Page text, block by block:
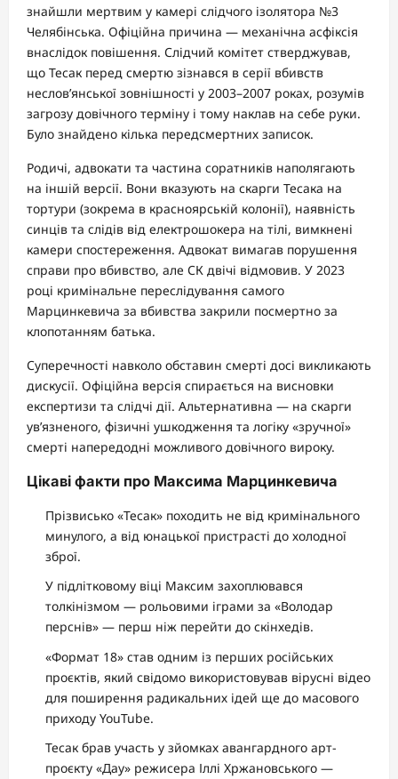
знайшли мертвим у камері слідчого ізолятора №3
Челябінська. Офіційна причина — механічна асфіксія
внаслідок повішення. Слідчий комітет стверджував,
що Тесак перед смертю зізнався в серії вбивств
неслов’янської зовнішності у 2003–2007 роках, розумів
загрозу довічного терміну і тому наклав на себе руки.
Було знайдено кілька передсмертних записок.
Родичі, адвокати та частина соратників наполягають
на іншій версії. Вони вказують на скарги Тесака на
тортури (зокрема в красноярській колонії), наявність
синців та слідів від електрошокера на тілі, вимкнені
камери спостереження. Адвокат вимагав порушення
справи про вбивство, але СК двічі відмовив. У 2023
році кримінальне переслідування самого
Марцинкевича за вбивства закрили посмертно за
клопотанням батька.
Суперечності навколо обставин смерті досі викликають
дискусії. Офіційна версія спирається на висновки
експертизи та слідчі дії. Альтернативна — на скарги
ув’язненого, фізичні ушкодження та логіку «зручної»
смерті напередодні можливого довічного вироку.
Цікаві факти про Максима Марцинкевича
Прізвисько «Тесак» походить не від кримінального
минулого, а від юнацької пристрасті до холодної
зброї.
У підлітковому віці Максим захоплювався
толкінізмом — рольовими іграми за «Володар
перснів» — перш ніж перейти до скінхедів.
«Формат 18» став одним із перших російських
проєктів, який свідомо використовував вірусні відео
для поширення радикальних ідей ще до масового
приходу YouTube.
Тесак брав участь у зйомках авангардного арт-
проєкту «Дау» режисера Іллі Хржановського —